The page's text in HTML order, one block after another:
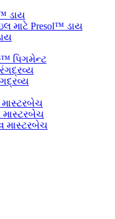
ડાય
માટે Presol™ ડાય
પિગમેન્ટ
રંગદ્રવ્ય
માસ્ટરબેચ
માસ્ટરબેચ
માસ્ટરબેચ